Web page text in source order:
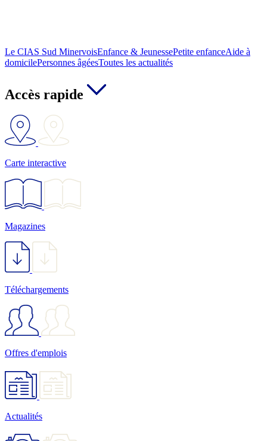
Le CIAS Sud MinervoisEnfance & JeunessePetite enfanceAide à
domicilePersonnes âgéesToutes les actualités
Accès rapide
Carte interactive
Magazines
Téléchargements
Offres d'emplois
Actualités